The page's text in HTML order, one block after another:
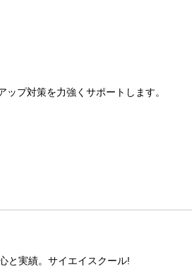
プ対策を力強くサポートします。
と実績。サイエイスクール!